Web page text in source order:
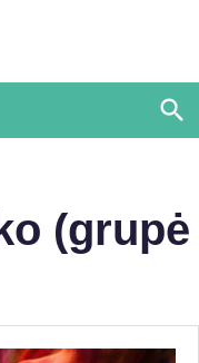
(grupė